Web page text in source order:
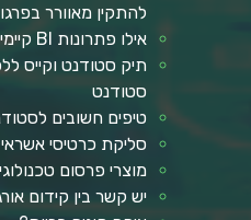
להתקין מאוורר
אילו פתרונות BI קיימים היום?
תיק סטודנט וקייס
סטודנט
טיפים חשובים
סליקת כרטיסי
מוצרי פרסום
יש קשר בין קידום